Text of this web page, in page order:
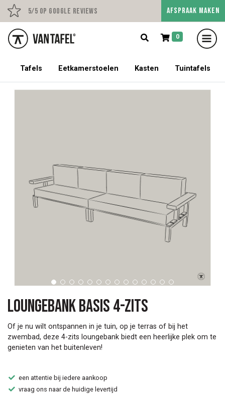
5/5 op Google Reviews Persoonlijk advies op
AFSPRAAK MAKEN
0
5% korting op een tafel met stoelen!
Tafels Eetkamerstoelen Kasten Tuintafels
Loungebank Basis 4-zits
Of je nu wilt ontspannen in je tuin, op je terras of bij het
zwembad, deze 4-zits loungebank biedt een heerlijke plek om te
genieten van het buitenleven!
een attentie bij iedere aankoop
vraag ons naar de huidige levertijd